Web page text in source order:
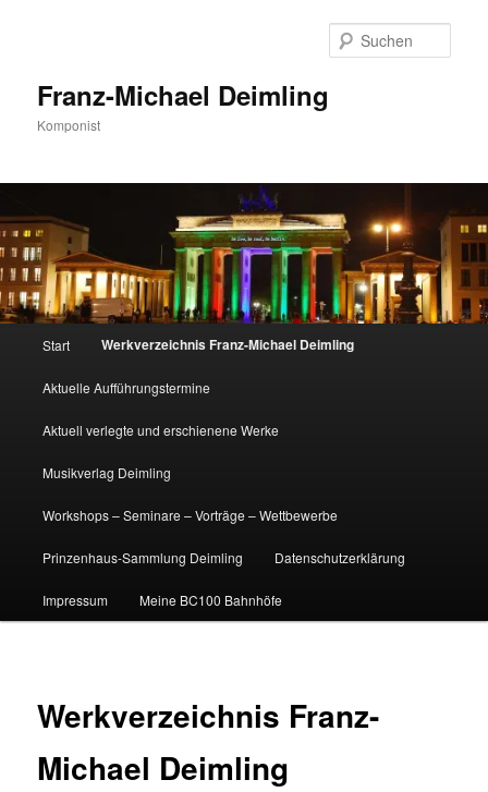
Franz-Michael Deimling
Komponist
Start Werkverzeichnis Franz-Michael Deimling
Aktuelle Aufführungstermine
Aktuell verlegte und erschienene Werke
Musikverlag Deimling
Workshops – Seminare – Vorträge – Wettbewerbe
Prinzenhaus-Sammlung Deimling Datenschutzerklärung
Impressum Meine BC100 Bahnhöfe
Werkverzeichnis Franz-
Michael Deimling